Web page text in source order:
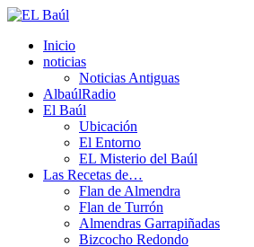
Inicio
noticias
Noticias Antiguas
AlbaúlRadio
El Baúl
Ubicación
El Entorno
EL Misterio del Baúl
Las Recetas de…
Flan de Almendra
Flan de Turrón
Almendras Garrapiñadas
Bizcocho Redondo